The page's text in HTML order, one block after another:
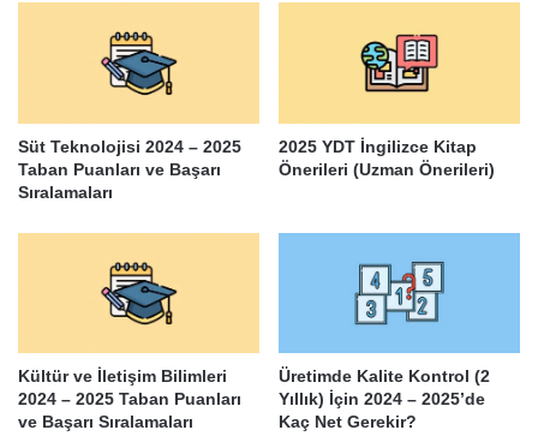
Süt Teknolojisi 2024 – 2025
Taban Puanları ve Başarı
Sıralamaları
2025 YDT İngilizce Kitap
Önerileri (Uzman Önerileri)
Kültür ve İletişim Bilimleri
2024 – 2025 Taban Puanları
ve Başarı Sıralamaları
Üretimde Kalite Kontrol (2
Yıllık) İçin 2024 – 2025’de
Kaç Net Gerekir?